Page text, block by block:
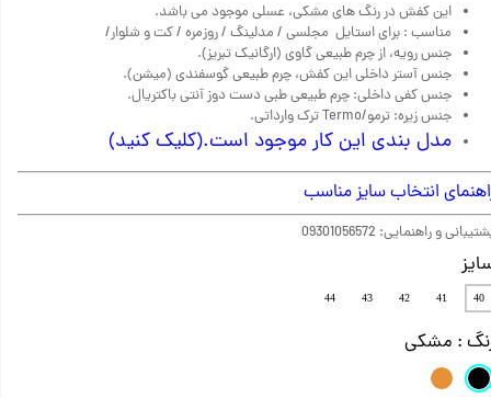
این کفش در رنگ های مشکی، عسلی موجود می باشد.
مناسب : برای استایل مجلسی / مدلینگ / روزمره / کت و شلوار/
جنس رویه، از چرم طبیعی گاوی (ارگانیک تبریز).
جنس آستر داخلی این کفش، چرم طبیعی گوسفندی (میشن).
جنس کفی داخلی: چرم طبیعی طبی دست دوز آنتی باکتریال.
جنس زیره: ترمو/Termo ترک وارداتی.
مدل بندی این کار موجود است.(کلیک کنید)
انتخاب سایز مناسب
و راهنمایی: 09301056572
40
41
42
43
44
: مشکی